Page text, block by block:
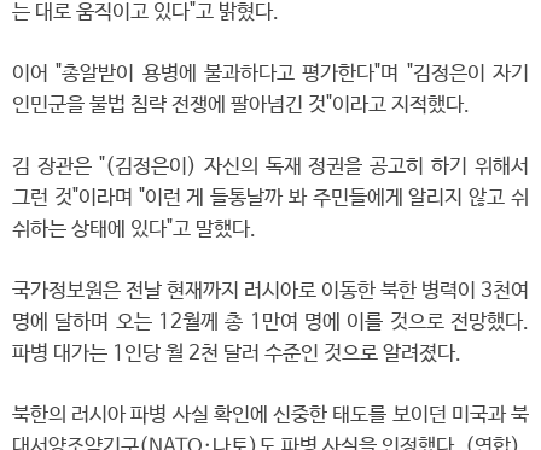
는 대로 움직이고 있다"고 밝혔다.
이어 "총알받이 용병에 불과하다고 평가한다"며 "김정은이 자기
인민군을 불법 침략 전쟁에 팔아넘긴 것"이라고 지적했다.
김 장관은 "(김정은이) 자신의 독재 정권을 공고히 하기 위해서
그런 것"이라며 "이런 게 들통날까 봐 주민들에게 알리지 않고 쉬
쉬하는 상태에 있다"고 말했다.
국가정보원은 전날 현재까지 러시아로 이동한 북한 병력이 3천여
명에 달하며 오는 12월께 총 1만여 명에 이를 것으로 전망했다.
파병 대가는 1인당 월 2천 달러 수준인 것으로 알려졌다.
북한의 러시아 파병 사실 확인에 신중한 태도를 보이던 미국과 북